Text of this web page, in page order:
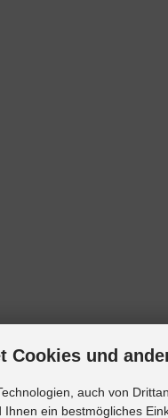
Cookies und
auch von
ein bestmögliches